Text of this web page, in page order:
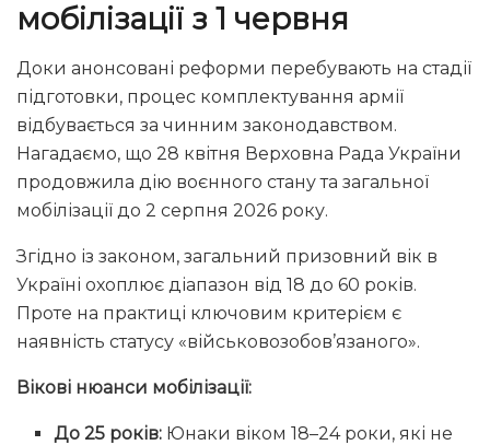
мобілізації з 1 червня
Доки анонсовані реформи перебувають на стадії
підготовки, процес комплектування армії
відбувається за чинним законодавством.
Нагадаємо, що 28 квітня Верховна Рада України
продовжила дію воєнного стану та загальної
мобілізації до 2 серпня 2026 року.
Згідно із законом, загальний призовний вік в
Україні охоплює діапазон від 18 до 60 років.
Проте на практиці ключовим критерієм є
наявність статусу «військовозобов’язаного».
Вікові нюанси мобілізації:
До 25 років: Юнаки віком 18–24 роки, які не